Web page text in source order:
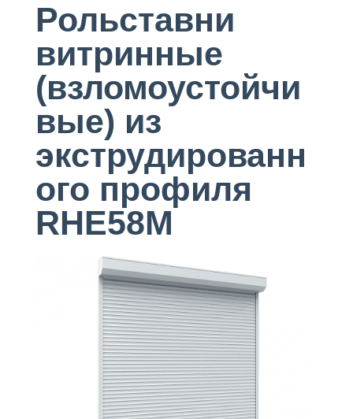
Рольставни
витринные
(взломоустойчи
вые) из
экструдированн
ого профиля
RHE58M